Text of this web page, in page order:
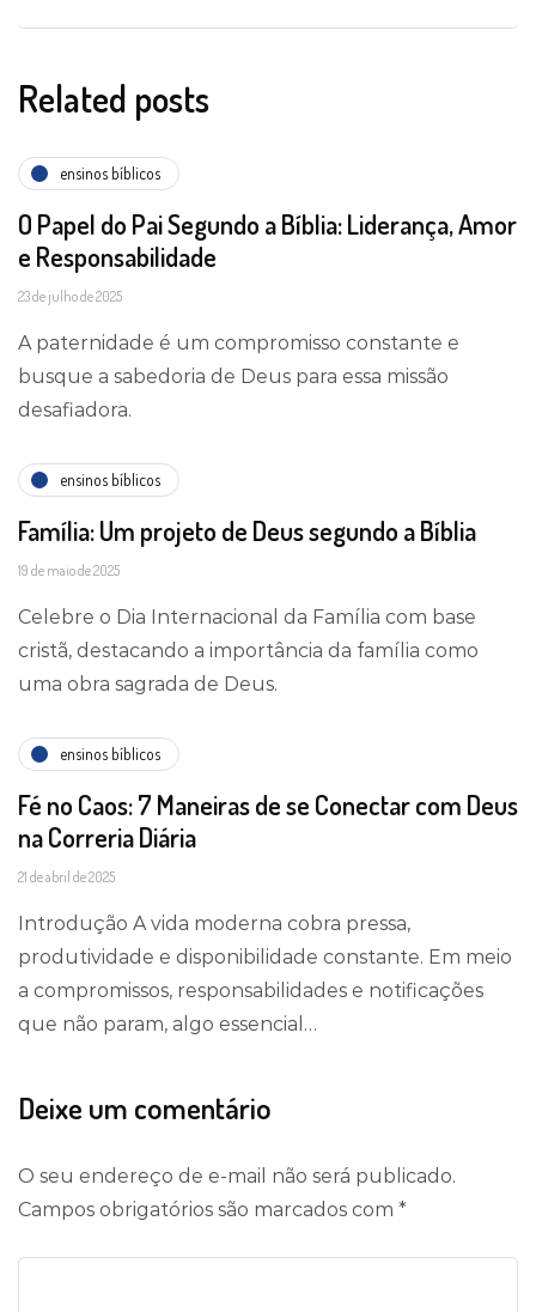
Related posts
ensinos bíblicos
O Papel do Pai Segundo a Bíblia: Liderança, Amor
e Responsabilidade
23 de julho de 2025
A paternidade é um compromisso constante e
busque a sabedoria de Deus para essa missão
desafiadora.
ensinos bíblicos
Família: Um projeto de Deus segundo a Bíblia
19 de maio de 2025
Celebre o Dia Internacional da Família com base
cristã, destacando a importância da família como
uma obra sagrada de Deus.
ensinos bíblicos
Fé no Caos: 7 Maneiras de se Conectar com Deus
na Correria Diária
21 de abril de 2025
Introdução A vida moderna cobra pressa,
produtividade e disponibilidade constante. Em meio
a compromissos, responsabilidades e notificações
que não param, algo essencial…
Deixe um comentário
O seu endereço de e-mail não será publicado.
Campos obrigatórios são marcados com *